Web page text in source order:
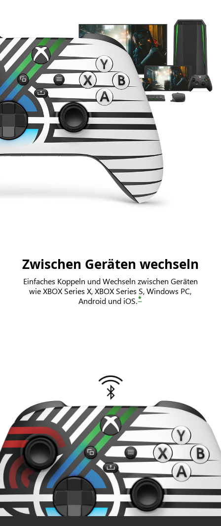
Zwischen Geräten wechseln
Einfaches Koppeln und Wechseln zwischen Geräten
wie XBOX Series X, XBOX Series S, Windows PC,
Android und iOS.*